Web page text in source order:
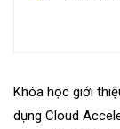
Khóa học giới
dụng Cloud